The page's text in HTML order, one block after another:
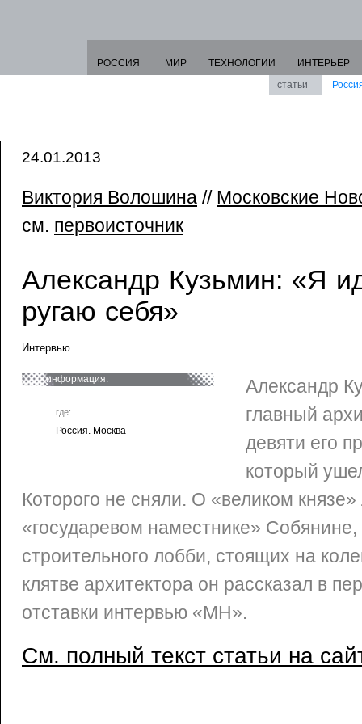
РОССИЯ МИР ТЕХНОЛОГИИ
ИНТЕРЬЕР
статьи
24.01.2013
Виктория Волошина // Московские
см. первоисточник
Александр Кузьмин: «Я
ругаю себя»
Интервью
информация:
где:
Россия. Москва
Александр
главный
девяти его
который
Которого не сняли. О «великом
«государевом наместнике»
строительного лобби, стоящих на
клятве архитектора он рассказал в
отставки интервью «МН».
См. полный текст статьи на